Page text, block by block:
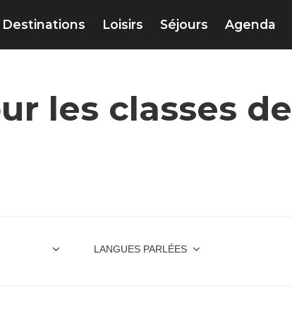
Destinations Loisirs Séjours Agenda
les classes
LANGUES PARLÉES